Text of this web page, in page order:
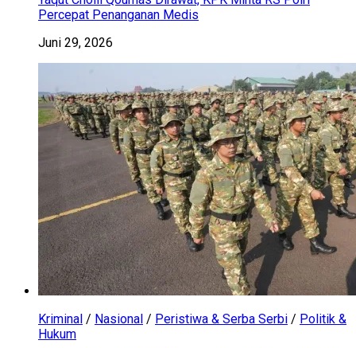
Percepat Penanganan Medis
Juni 29, 2026
Kriminal / Nasional / Peristiwa & Serba Serbi / Politik &
Hukum